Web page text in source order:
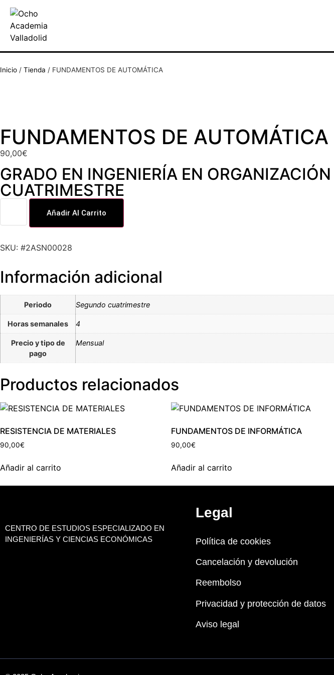
Inicio / Tienda / FUNDAMENTOS DE AUTOMÁTICA
FUNDAMENTOS DE AUTOMÁTICA
90,00€
GRADO EN INGENIERÍA EN
CUATRIMESTRE
Añadir Al Carrito
SKU: #2ASN00028
Información adicional
Periodo Segundo cuatrimestre
Horas semanales 4
Precio y tipo de
pago
Mensual
Productos relacionados
RESISTENCIA DE MATERIALES
90,00€
Añadir al carrito
FUNDAMENTOS DE INFORMÁTICA
90,00€
Añadir al carrito
CENTRO DE ESTUDIOS ESPECIALIZADO EN
INGENIERÍAS Y CIENCIAS ECONÓMICAS
Legal
Política de cookies
Cancelación y devolución
Reembolso
Privacidad y protección de datos
Aviso legal